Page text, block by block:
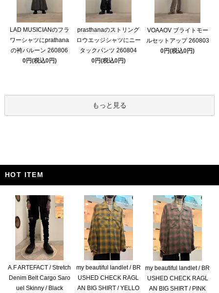
LAD MUSICIANのフラ
ワーシャツにprathana
の袴バルーン 260806
0円(税込0円)
prasthanaのストリング
ロウエッジシャツにニー
タックパンツ 260804
0円(税込0円)
VOAAOV ブライトモー
ルセットアップ 260803
0円(税込0円)
もっと見る
HOT ITEM
A.F ARTEFACT / Stretch
Denim Belt Cargo Saro
uel Skinny / Black
my beautiful landlet / BR
USHED CHECK RAGL
AN BIG SHIRT / YELLO
my beautiful landlet / BR
USHED CHECK RAGL
AN BIG SHIRT / PINK